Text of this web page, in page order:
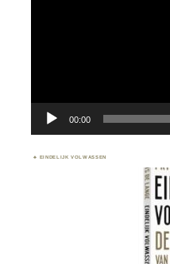
00:00
EINDELIJK VOLWASSEN